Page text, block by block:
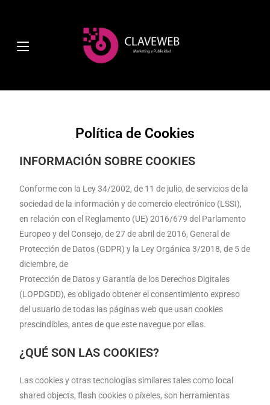
Política de Cookies
INFORMACIÓN SOBRE COOKIES
Conforme con la Ley 34/2002, de 11 de julio, de servicios de la
sociedad de la información y de comercio electrónico (LSSI),
en relación con el Reglamento (UE) 2016/679 del Parlamento
Europeo y del Consejo, de 27 de abril de 2016, General de
Protección de Datos (GDPR) y la Ley Orgánica 3/2018, de 5 de
diciembre, de
Protección de Datos y Garantía de los Derechos Digitales
(LOPDGDD), es obligado obtener el consentimiento expreso
del usuario de todas las páginas web que usan cookies
prescindibles, antes de que este navegue por ellas.
¿QUÉ SON LAS COOKIES?
Las cookies y otras tecnologías similares tales como local
shared objects, flash cookies o píxeles, son herramientas